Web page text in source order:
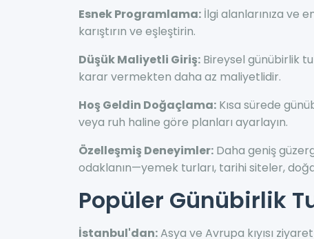
Esnek Programlama: İlgi alanlarınıza ve
karıştırın ve eşleştirin.
Düşük Maliyetli Giriş: Bireysel günübirlik
karar vermekten daha az maliyetlidir.
Hoş Geldin Doğaçlama: Kısa sürede
veya ruh haline göre planları ayarlayın.
Özelleşmiş Deneyimler: Daha geniş
odaklanın—yemek turları, tarihi siteler,
Popüler Günübirlik
İstanbul'dan:Asya ve Avrupa kıyısı